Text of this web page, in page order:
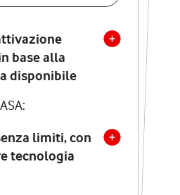
base alla
disponibile
limiti, con
tecnologia
di attivazione
in base alla
disponibile
TUA CASA:
senza limiti, con
tecnologia
Seven con Wi-Fi 7